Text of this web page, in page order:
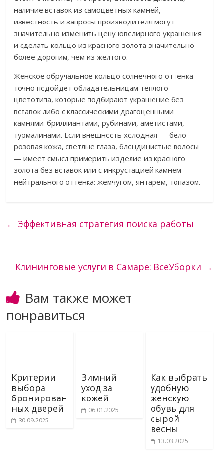
наличие вставок из самоцветных камней,
известность и запросы производителя могут
значительно изменить цену ювелирного украшения
и сделать кольцо из красного золота значительно
более дорогим, чем из желтого.
Женское обручальное кольцо солнечного оттенка
точно подойдет обладательницам теплого
цветотипа, которые подбирают украшение без
вставок либо с классическими драгоценными
камнями: бриллиантами, рубинами, аметистами,
турмалинами. Если внешность холодная — бело-
розовая кожа, светлые глаза, блондинистые волосы
— имеет смысл примерить изделие из красного
золота без вставок или с инкрустацией камнем
нейтрального оттенка: жемчугом, янтарем, топазом.
← Эффективная стратегия поиска работы
Клининговые услуги в Самаре: ВсеУборки →
Вам также может
понравиться
Критерии
выбора
бронирован
ных дверей
30.09.2025
Зимний
уход за
кожей
06.01.2025
Как выбрать
удобную
женскую
обувь для
сырой
весны
13.03.2025